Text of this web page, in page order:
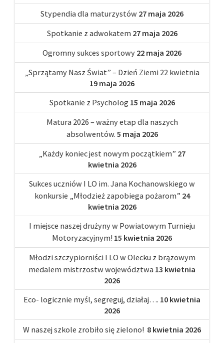
Stypendia dla maturzystów 27 maja 2026
Spotkanie z adwokatem 27 maja 2026
Ogromny sukces sportowy 22 maja 2026
„Sprzątamy Nasz Świat” – Dzień Ziemi 22 kwietnia
19 maja 2026
Spotkanie z Psycholog 15 maja 2026
Matura 2026 – ważny etap dla naszych
absolwentów. 5 maja 2026
„Każdy koniec jest nowym początkiem” 27
kwietnia 2026
Sukces uczniów I LO im. Jana Kochanowskiego w
konkursie „Młodzież zapobiega pożarom” 24
kwietnia 2026
I miejsce naszej drużyny w Powiatowym Turnieju
Motoryzacyjnym! 15 kwietnia 2026
Młodzi szczypiorniści I LO w Olecku z brązowym
medalem mistrzostw województwa 13 kwietnia
2026
Eco- logicznie myśl, segreguj, działaj…. 10 kwietnia
2026
W naszej szkole zrobiło się zielono! 8 kwietnia 2026